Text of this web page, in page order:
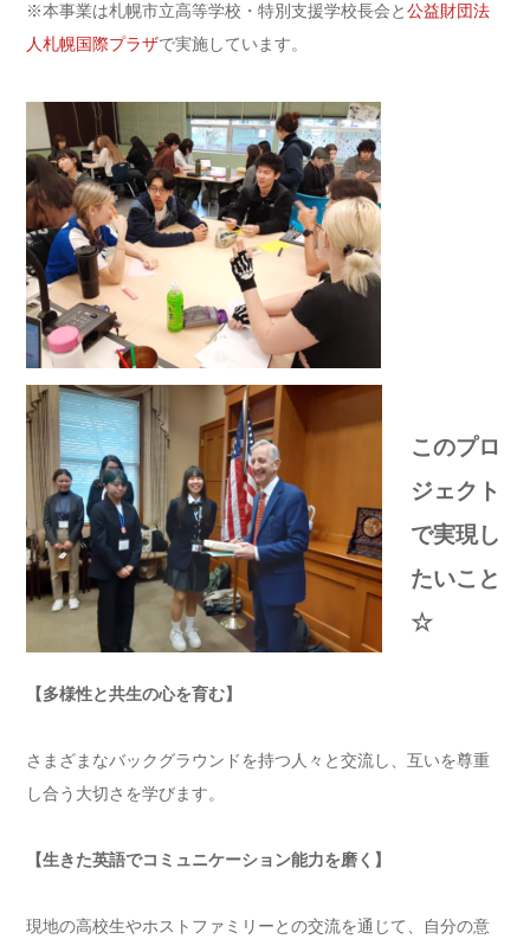
※本事業は札幌市立高等学校・特別支援学校長会と公益財団法
人札幌国際プラザで実施しています。
このプロ
ジェクト
で実現し
たいこと
☆
【多様性と共生の心を育む】
さまざまなバックグラウンドを持つ人々と交流し、互いを尊重
し合う大切さを学びます。
【生きた英語でコミュニケーション能力を磨く】
現地の高校生やホストファミリーとの交流を通じて、自分の意